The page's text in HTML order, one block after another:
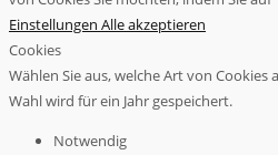
Einstellungen Alle akzeptieren
Cookies
Wählen Sie aus, welche Art von
Wahl wird für ein Jahr gespeichert.
Notwendig